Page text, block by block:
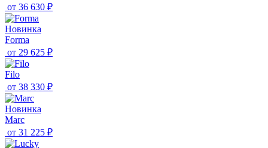
от 36 630 ₽
Новинка
Forma
от 29 625 ₽
Filo
от 38 330 ₽
Новинка
Marc
от 31 225 ₽